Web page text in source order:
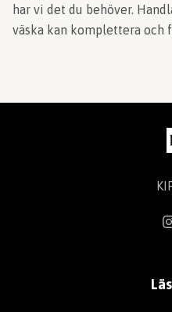
har vi det du behöver.
väska kan komplettera och